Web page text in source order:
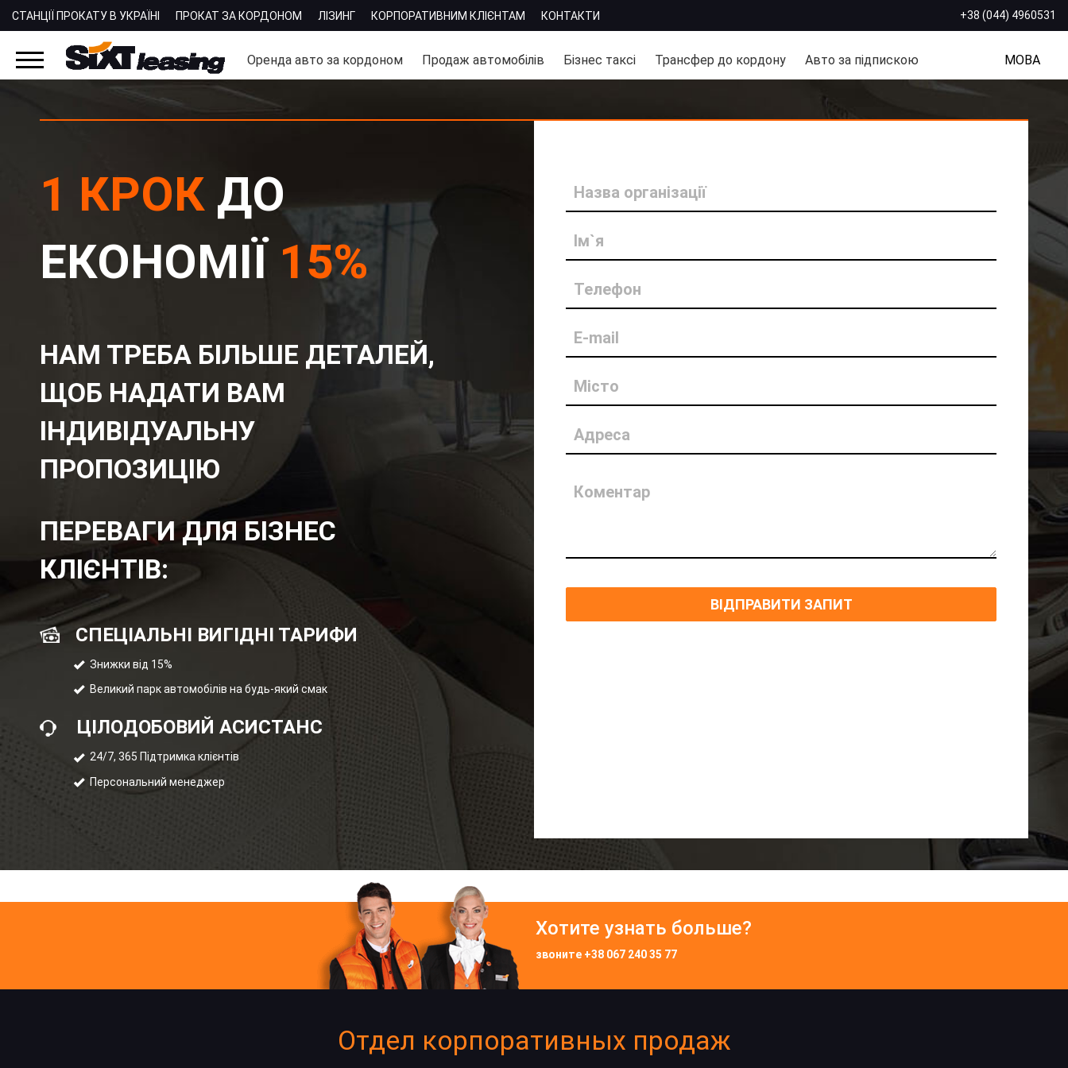
+38 (044) 4960531
СТАНЦІЇ ПРОКАТУ В УКРАЇНІ ПРОКАТ ЗА КОРДОНОМ ЛІЗИНГ КОРПОРАТИВНИМ КЛІЄНТАМ КОНТАКТИ
МОВА
Оренда авто за кордоном Продаж автомобілів Бізнес таксі Трансфер до кордону Авто за підпискою
1 КРОК ДО
ЕКОНОМІЇ15%
НАМ ТРЕБА БІЛЬШЕ ДЕТАЛЕЙ,
ЩОБ НАДАТИ ВАМ
ІНДИВІДУАЛЬНУ
ПРОПОЗИЦІЮ
ПЕРЕВАГИ ДЛЯ БІЗНЕС
КЛІЄНТІВ:
СПЕЦІАЛЬНІ ВИГІДНІ ТАРИФИ
Знижки від 15%
Великий парк автомобілів на будь-який смак
ЦІЛОДОБОВИЙ АСИСТАНС
24/7, 365 Підтримка клієнтів
Персональний менеджер
Назва організації
Ім`я
Телефон
E-mail
Місто
Адреса
Коментар
Хотите узнать больше?
звоните +38 067 240 35 77
Отдел корпоративных продаж